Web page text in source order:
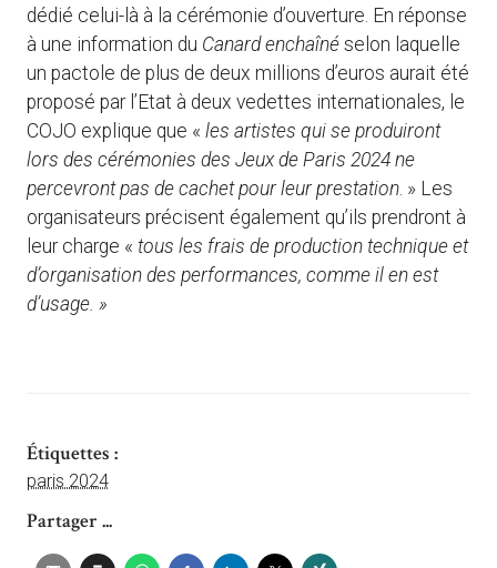
dédié celui-là à la cérémonie d’ouverture. En réponse
à une information du Canard enchaîné selon laquelle
un pactole de plus de deux millions d’euros aurait été
proposé par l’Etat à deux vedettes internationales, le
COJO explique que « les artistes qui se produiront
lors des cérémonies des Jeux de Paris 2024 ne
percevront pas de cachet pour leur prestation. » Les
organisateurs précisent également qu’ils prendront à
leur charge « tous les frais de production technique et
d’organisation des performances, comme il en est
d’usage. »
Étiquettes :
paris 2024
Partager ...